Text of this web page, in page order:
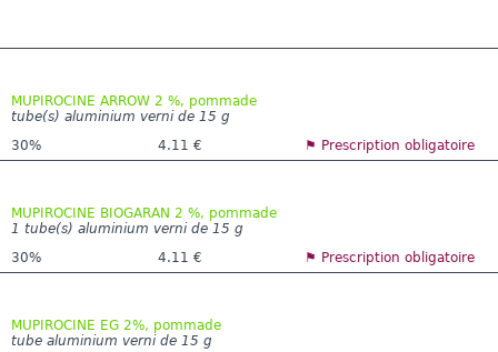
MUPIROCINE ARROW 2 %, pommade
tube(s) aluminium verni de 15 g
30%
4.11 € ⚑ Prescription obligatoire
MUPIROCINE BIOGARAN 2 %, pommade
1 tube(s) aluminium verni de 15 g
30%
4.11 € ⚑ Prescription obligatoire
MUPIROCINE EG 2%, pommade
tube aluminium verni de 15 g